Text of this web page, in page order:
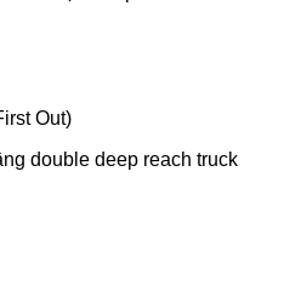
Out)
double deep reach truck